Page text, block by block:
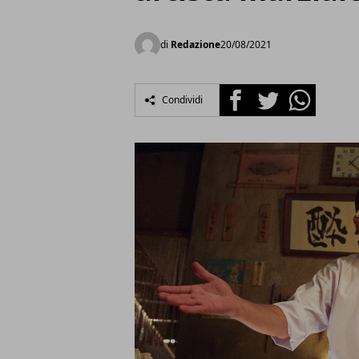
di Redazione20/08/2021
Condividi FacebookTwitterWhatsapp